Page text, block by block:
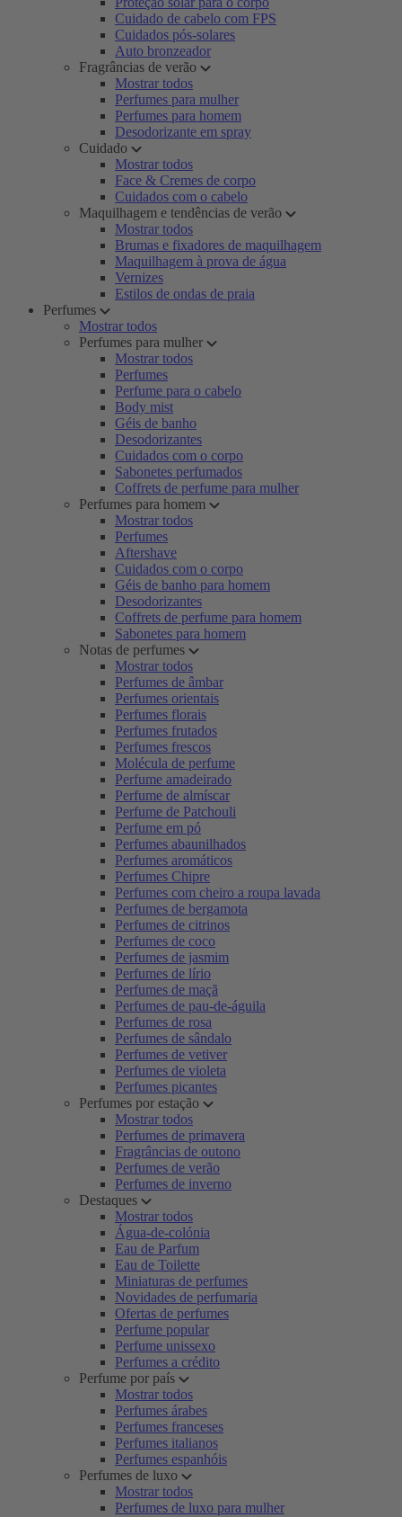
Cuidado de cabelo com FPS
Cuidados pós-solares
Auto bronzeador
Fragrâncias de verão
Mostrar todos
Perfumes para mulher
Perfumes para homem
Desodorizante em spray
Cuidado
Mostrar todos
Face & Cremes de corpo
Cuidados com o cabelo
Maquilhagem e tendências de verão
Mostrar todos
Brumas e fixadores de maquilhagem
Maquilhagem à prova de água
Vernizes
Estilos de ondas de praia
Perfumes
Mostrar todos
Perfumes para mulher
Mostrar todos
Perfumes
Perfume para o cabelo
Body mist
Géis de banho
Desodorizantes
Cuidados com o corpo
Sabonetes perfumados
Coffrets de perfume para mulher
Perfumes para homem
Mostrar todos
Perfumes
Aftershave
Cuidados com o corpo
Géis de banho para homem
Desodorizantes
Coffrets de perfume para homem
Sabonetes para homem
Notas de perfumes
Mostrar todos
Perfumes de âmbar
Perfumes orientais
Perfumes florais
Perfumes frutados
Perfumes frescos
Molécula de perfume
Perfume amadeirado
Perfume de almíscar
Perfume de Patchouli
Perfume em pó
Perfumes abaunilhados
Perfumes aromáticos
Perfumes Chipre
Perfumes com cheiro a roupa lavada
Perfumes de bergamota
Perfumes de citrinos
Perfumes de coco
Perfumes de jasmim
Perfumes de lírio
Perfumes de maçã
Perfumes de pau-de-águila
Perfumes de rosa
Perfumes de sândalo
Perfumes de vetiver
Perfumes de violeta
Perfumes picantes
Perfumes por estação
Mostrar todos
Perfumes de primavera
Fragrâncias de outono
Perfumes de verão
Perfumes de inverno
Destaques
Mostrar todos
Água-de-colónia
Eau de Parfum
Eau de Toilette
Miniaturas de perfumes
Novidades de perfumaria
Ofertas de perfumes
Perfume popular
Perfume unissexo
Perfumes a crédito
Perfume por país
Mostrar todos
Perfumes árabes
Perfumes franceses
Perfumes italianos
Perfumes espanhóis
Perfumes de luxo
Mostrar todos
Perfumes de luxo para mulher